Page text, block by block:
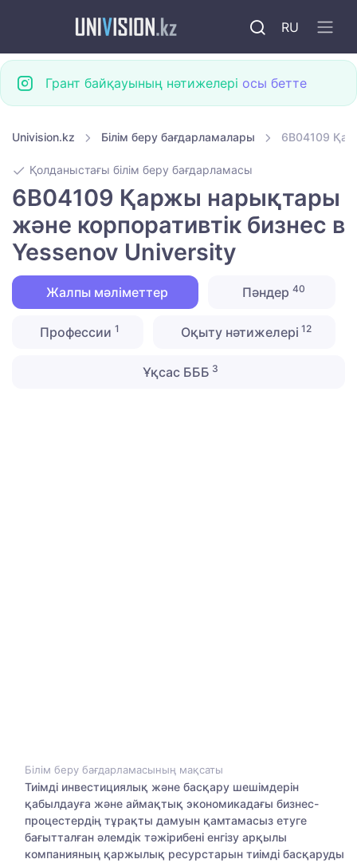
RU
Грант байқауының нәтижелері осы бетте
Univision.kz Білім беру бағдарламалары 6B04109
Қолданыстағы білім беру бағдарламасы
6B04109 Қаржы нарықтары
және корпоративтік бизнес в
Yessenov University
Жалпы мәліметтер Пәндер 40
Профессии 1 Оқыту нәтижелері 12
Ұқсас БББ 3
Білім беру бағдарламасының мақсаты
Тиімді инвестициялық және басқару шешімдерін
қабылдауға және аймақтық экономикадағы бизнес-
процестердің тұрақты дамуын қамтамасыз етуге
бағытталған әлемдік тәжірибені енгізу арқылы
компанияның қаржылық ресурстарын тиімді басқаруды